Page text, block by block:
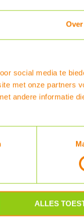
Over
social media te
met onze partners
andere informatie
ALLES
Vermogen
op voorraad
PDF 1